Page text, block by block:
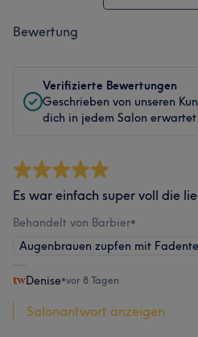
Bewertung
Verifizierte Bewertungen
Geschrieben von unseren
dich in jedem Salon erwartet.
Es war einfach super voll die
Behandelt von Barbier•
Augenbrauen zupfen mit
Denise•vor 8 Tagen
Salonantwort anzeigen